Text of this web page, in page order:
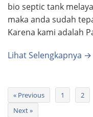
bio septic tank
maka anda sudah
Karena kami adalah
Lihat Selengkapnya →
« Previous 1 2
Next »